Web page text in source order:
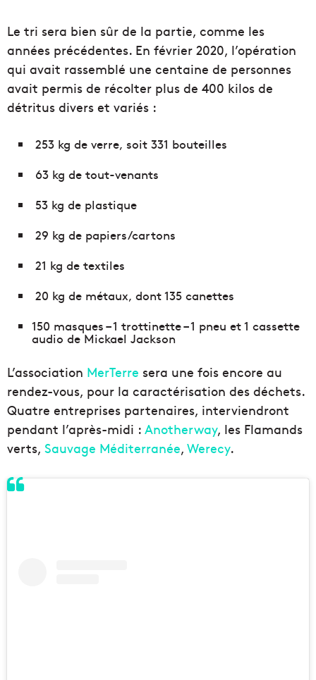
Le tri sera bien sûr de la partie, comme les
années précédentes. En février 2020, l’opération
qui avait rassemblé une centaine de personnes
avait permis de récolter plus de 400 kilos de
détritus divers et variés :
253 kg de verre, soit 331 bouteilles
63 kg de tout-venants
53 kg de plastique
29 kg de papiers/cartons
21 kg de textiles
20 kg de métaux, dont 135 canettes
150 masques – 1 trottinette – 1 pneu et 1 cassette
audio de Mickael Jackson
L’association MerTerre sera une fois encore au
rendez-vous, pour la caractérisation des déchets.
Quatre entreprises partenaires, interviendront
pendant l’après-midi : Anotherway, les Flamands
verts, Sauvage Méditerranée, Werecy.